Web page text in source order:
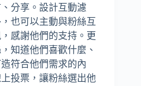
分享。設計互動濾
也可以主動與粉絲互
感謝他們的支持。更
知道他們喜歡什麼、
符合他們需求的內
投票，讓粉絲選出他